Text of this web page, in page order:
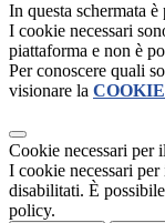
In questa schermata
I cookie necessari
piattaforma e non è
Per conoscere quali
visionare la
Cookie necessari per
I cookie necessari
disabilitati. È
policy.